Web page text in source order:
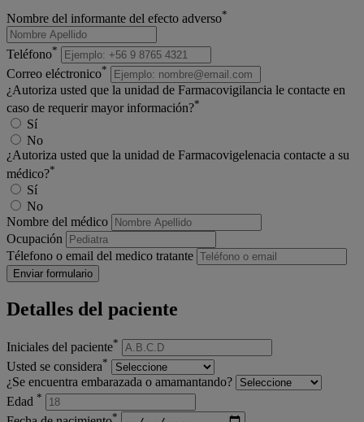
Nombre del informante del efecto adverso*
Teléfono*
Correo eléctronico*
¿Autoriza usted que la unidad de Farmacovigilancia le contacte en
caso de requerir mayor información?*
Sí
No
¿Autoriza usted que la unidad de Farmacovigelenacia contacte a su
médico?*
Sí
No
Nombre del médico
Ocupación
Télefono o email del medico tratante
Enviar formulario
Detalles del paciente
Iniciales del paciente*
Usted se considera*
¿Se encuentra embarazada o amamantando?
Edad *
*